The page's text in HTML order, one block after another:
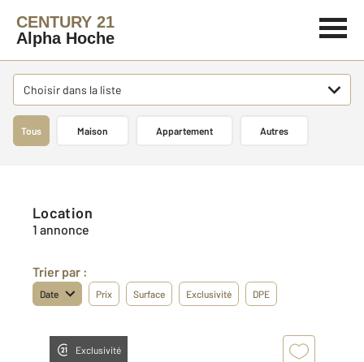
CENTURY 21
Alpha Hoche
Choisir dans la liste
Tous Maison Appartement Autres
Location
1 annonce
Trier par :
Date Prix Surface Exclusivité DPE
Exclusivité